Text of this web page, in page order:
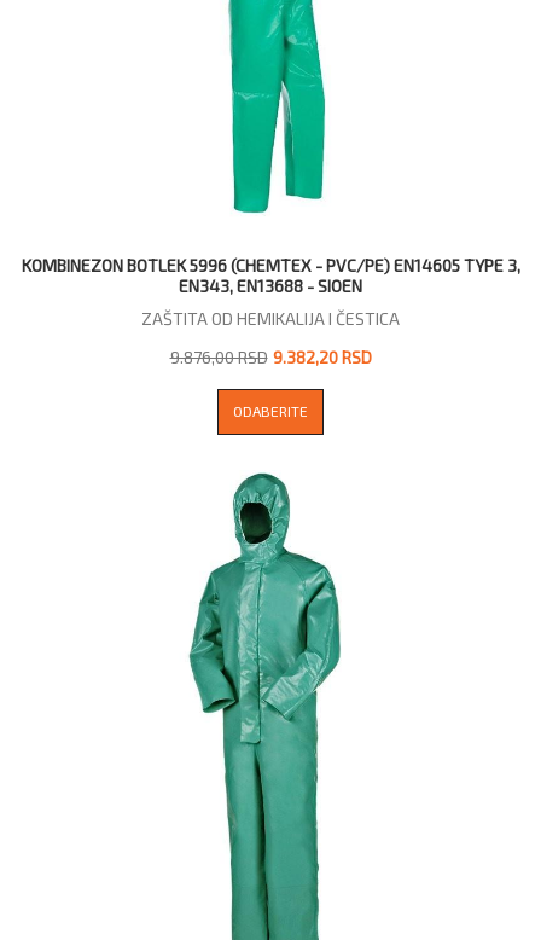
KOMBINEZON BOTLEK 5996 (CHEMTEX - PVC/PE) EN14605 TYPE 3,
EN343, EN13688 - SIOEN
ZAŠTITA OD HEMIKALIJA I ČESTICA
9.876,00 RSD 9.382,20 RSD
ODABERITE